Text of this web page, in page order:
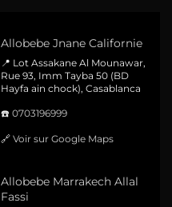
Allobebe Jnane Californie
📍 Lot Assakane Al Mounawar,
Rue 93, Imm Tayba 50 (BD
Hayfa ain chock), Casablanca
☎️ 0703196999
🔗 Voir sur Google Maps
Allobebe Marrakech Allal
Fassi